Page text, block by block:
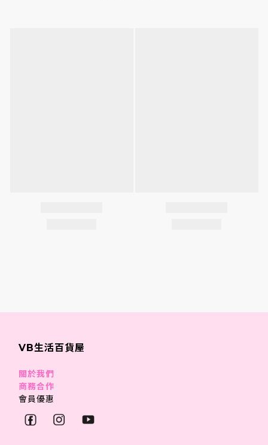
VB生活百貨屋
關於我們
商務合作
會員優惠